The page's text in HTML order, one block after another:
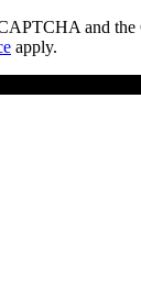
and the
apply.